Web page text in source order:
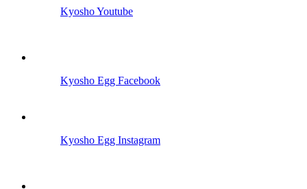
Kyosho Youtube
Kyosho Egg Facebook
Kyosho Egg Instagram